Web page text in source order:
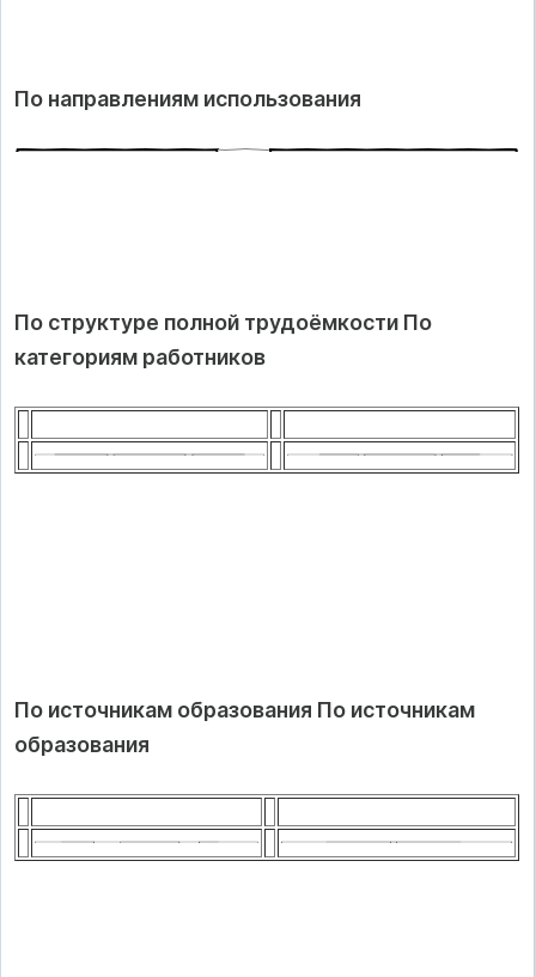
По направлениям использования
По структуре полной трудоёмкости По
категориям работников
По источникам образования По источникам
образования